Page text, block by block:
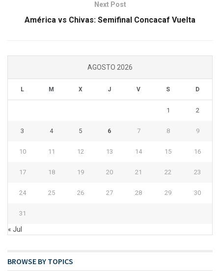
Next Post
América vs Chivas: Semifinal Concacaf Vuelta
AGOSTO 2026
L M X J V S D
1 2
3 4 5 6 7 8 9
10 11 12 13 14 15 16
17 18 19 20 21 22 23
24 25 26 27 28 29 30
31
« Jul
BROWSE BY TOPICS